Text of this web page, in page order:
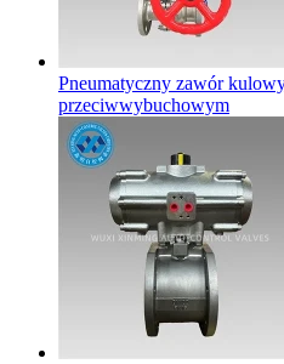
Pneumatyczny zawór
przeciwwybuchowym